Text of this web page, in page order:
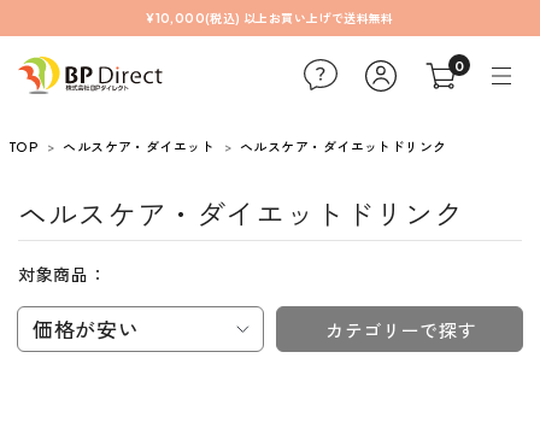
¥10,000(税込) 以上お買い上げで送料無料
0
TOP ヘルスケア・ダイエット ヘルスケア・ダイエットドリンク
ヘルスケア・ダイエットドリンク
対象商品：
価格が安い カテゴリーで探す